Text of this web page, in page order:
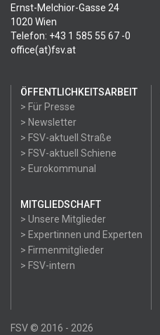
Ernst-Melchior-Gasse 24
1020 Wien
Telefon: +43 1 585 55 67 -0
office(at)fsv.at
ÖFFENTLICHKEITSARBEIT
> Für Presse
> Newsletter
> FSV-aktuell Straße
> FSV-aktuell Schiene
> Eurokommunal
MITGLIEDSCHAFT
> Unsere Mitglieder
> Expertinnen und Experten
> Firmenmitglieder
> FSV-intern
FSV © 2016 - 2026